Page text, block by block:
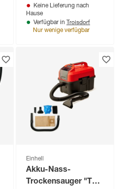
W
Keine Lieferung nach
Hause
Verfügbar in Troisdorf
Nur wenige verfügbar
Einhell
Akku-Nass-
Trockensauger "TE-